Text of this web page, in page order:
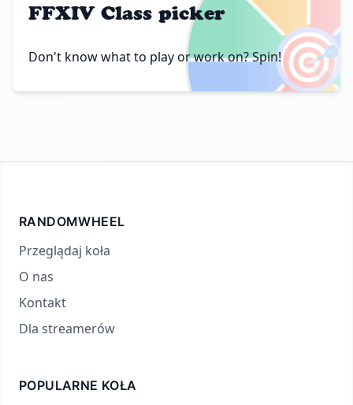
🎯
FFXIV Class picker
Don't know what to play or work on? Spin!
RANDOMWHEEL
Przeglądaj koła
O nas
Kontakt
Dla streamerów
POPULARNE KOŁA